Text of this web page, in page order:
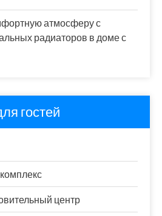
атмосферу с
радиаторов в доме с
гостей
центр